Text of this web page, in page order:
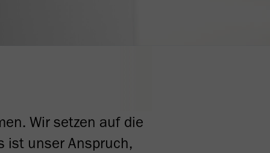
Wir setzen auf die
ist unser Anspruch,